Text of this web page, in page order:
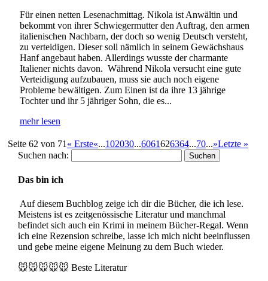
Für einen netten Lesenachmittag. Nikola ist Anwältin und
bekommt von ihrer Schwiegermutter den Auftrag, den armen
italienischen Nachbarn, der doch so wenig Deutsch versteht,
zu verteidigen. Dieser soll nämlich in seinem Gewächshaus
Hanf angebaut haben. Allerdings wusste der charmante
Italiener nichts davon. Während Nikola versucht eine gute
Verteidigung aufzubauen, muss sie auch noch eigene
Probleme bewältigen. Zum Einen ist da ihre 13 jährige
Tochter und ihr 5 jähriger Sohn, die es...
mehr lesen
Seite 62 von 71 « Erste«...102030...6061626364...70...»Letzte »
Suchen nach:
Das bin ich
Auf diesem Buchblog zeige ich dir die Bücher, die ich lese.
Meistens ist es zeitgenössische Literatur und manchmal
befindet sich auch ein Krimi in meinem Bücher-Regal. Wenn
ich eine Rezension schreibe, lasse ich mich nicht beeinflussen
und gebe meine eigene Meinung zu dem Buch wieder.
🐭🐭🐭🐭🐭 Beste Literatur